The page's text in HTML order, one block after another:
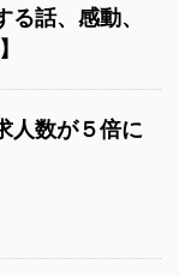
話、感動、
人数が５倍に